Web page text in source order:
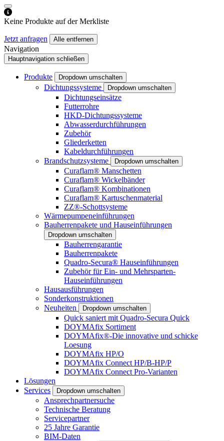
Keine Produkte auf der Merkliste
Jetzt anfragen Alle entfernen
Navigation
Hauptnavigation schließen
Produkte Dropdown umschalten
Dichtungssysteme Dropdown umschalten
Dichtungseinsätze
Futterrohre
HKD-Dichtungssysteme
Abwasserdurchführungen
Zubehör
Gliederketten
Kabeldurchführungen
Brandschutzsysteme
Dropdown umschalten
Curaflam® Manschetten
Curaflam® Wickelbänder
Curaflam® Kombinationen
Curaflam® Kartuschenmaterial
ZZ®-Schottsysteme
Wärmepumpeneinführungen
Bauherrenpakete und Hauseinführungen
Dropdown umschalten
Bauherrengarantie
Bauherrenpakete
Quadro-Secura® Hauseinführungen
Zubehör für Ein- und Mehrsparten-
Hauseinführungen
Hausausführungen
Sonderkonstruktionen
Neuheiten
Dropdown umschalten
Quick saniert mit Quadro-Secura Quick
DOYMAfix Sortiment
DOYMAfix®-Die innovative und schicke
Loesung
DOYMAfix HP/O
DOYMAfix Connect HP/B-HP/P
DOYMAfix Connect Pro-Varianten
Lösungen
Services
Dropdown umschalten
Ansprechpartnersuche
Technische Beratung
Servicepartner
25 Jahre Garantie
BIM-Daten